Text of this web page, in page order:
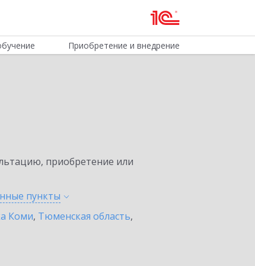
Приобретение и внедрение
приобретение или
пункты
Коми, Тюменская область,